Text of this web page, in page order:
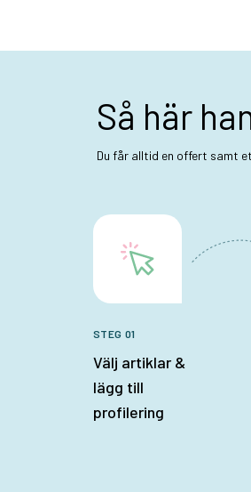
Så här
Du får alltid en offert samt
STEG 01
Välj artiklar &
lägg till
profilering